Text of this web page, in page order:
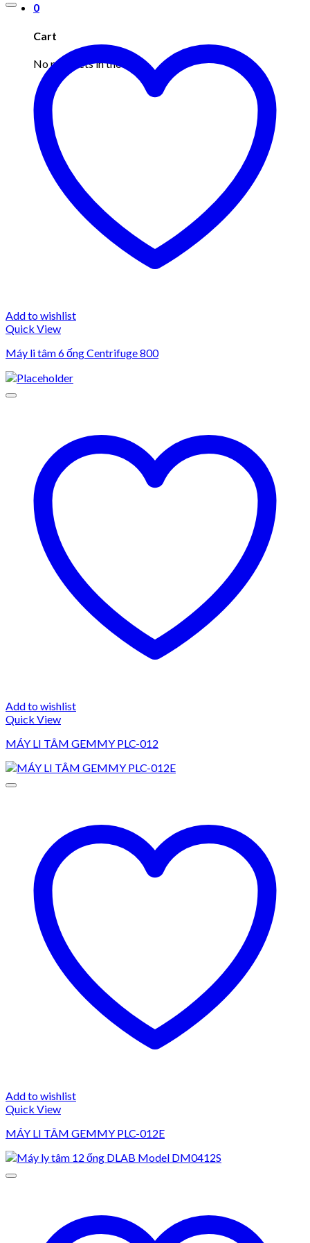
0
Cart
No products in the cart.
Add to wishlist
Quick View
Máy li tâm 6 ống Centrifuge 800
Add to wishlist
Quick View
MÁY LI TÂM GEMMY PLC-012
Add to wishlist
Quick View
MÁY LI TÂM GEMMY PLC-012E